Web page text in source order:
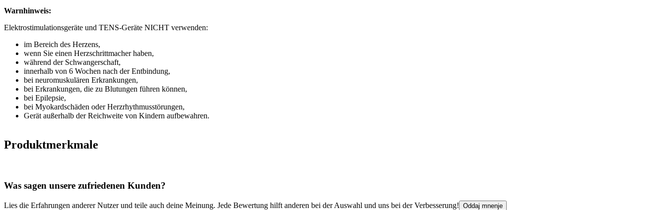
Warnhinweis:
Elektrostimulationsgeräte und TENS-Geräte NICHT verwenden:
im Bereich des Herzens,
wenn Sie einen Herzschrittmacher haben,
während der Schwangerschaft,
innerhalb von 6 Wochen nach der Entbindung,
bei neuromuskulären Erkrankungen,
bei Erkrankungen, die zu Blutungen führen können,
bei Epilepsie,
bei Myokardschäden oder Herzrhythmusstörungen,
Gerät außerhalb der Reichweite von Kindern aufbewahren.
Produktmerkmale
Was sagen unsere zufriedenen Kunden?
Lies die Erfahrungen anderer Nutzer und teile auch deine Meinung. Jede Bewertung hilft anderen bei der Auswahl und uns bei der Verbesserung! Oddaj mnenje